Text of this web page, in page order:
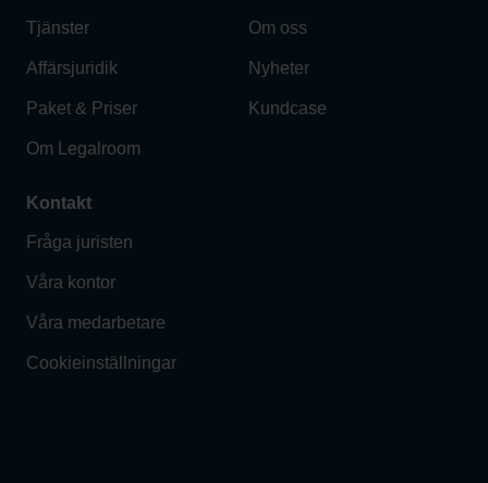
Tjänster
Affärsjuridik
Paket & Priser
Om Legalroom
Om oss
Nyheter
Kundcase
Kontakt
Fråga juristen
Våra kontor
Våra medarbetare
Cookieinställningar